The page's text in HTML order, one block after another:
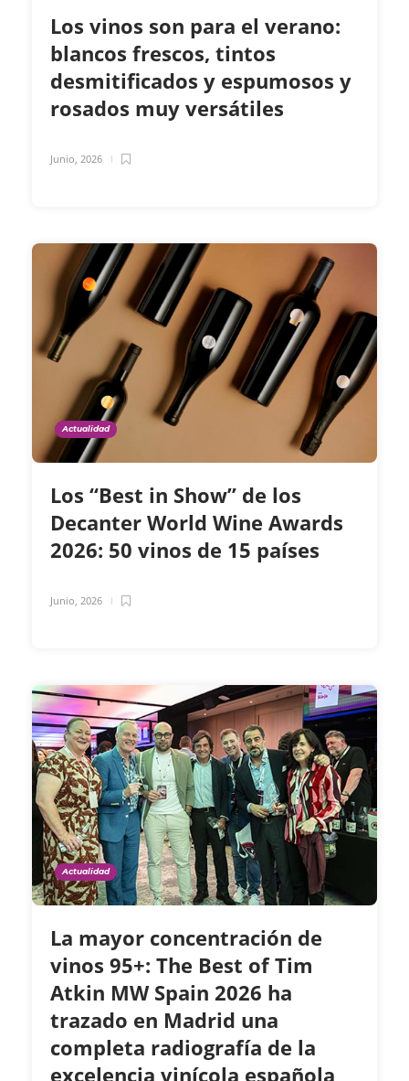
Los vinos son para el verano:
blancos frescos, tintos
desmitificados y espumosos y
rosados muy versátiles
Junio, 2026
Actualidad
Los “Best in Show” de los
Decanter World Wine Awards
2026: 50 vinos de 15 países
Junio, 2026
Actualidad
La mayor concentración de
vinos 95+: The Best of Tim
Atkin MW Spain 2026 ha
trazado en Madrid una
completa radiografía de la
excelencia vinícola española